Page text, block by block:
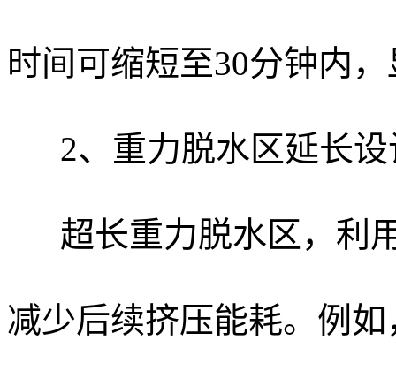
时间可缩短至30分钟内
2、重力脱水区延长设
超长重力脱水区，利
减少后续挤压能耗。例